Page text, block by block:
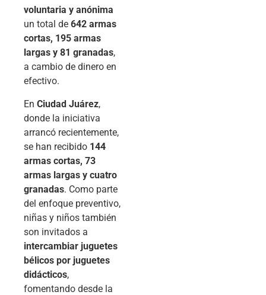
voluntaria y anónima
un total de 642 armas
cortas, 195 armas
largas y 81 granadas,
a cambio de dinero en
efectivo.
En Ciudad Juárez,
donde la iniciativa
arrancó recientemente,
se han recibido 144
armas cortas, 73
armas largas y cuatro
granadas. Como parte
del enfoque preventivo,
niñas y niños también
son invitados a
intercambiar juguetes
bélicos por juguetes
didácticos,
fomentando desde la